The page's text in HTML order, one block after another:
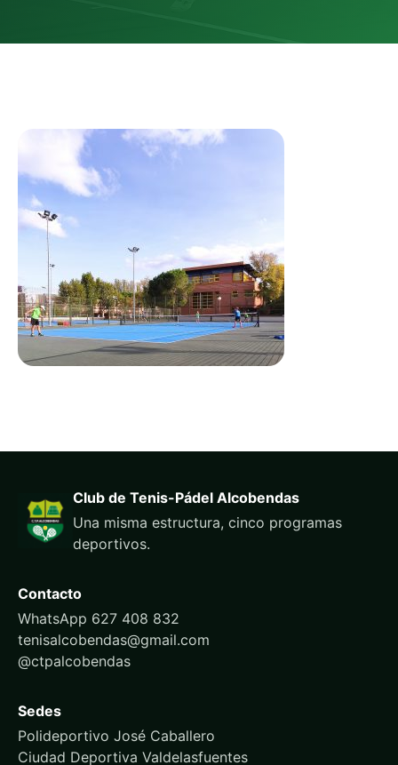
Club de Tenis-Pádel Alcobendas
Una misma estructura, cinco programas
deportivos.
Contacto
WhatsApp 627 408 832
tenisalcobendas@gmail.com
@ctpalcobendas
Sedes
Polideportivo José Caballero
Ciudad Deportiva Valdelasfuentes